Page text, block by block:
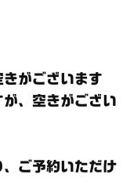
がございます
、空きがござい
ご予約いただけ